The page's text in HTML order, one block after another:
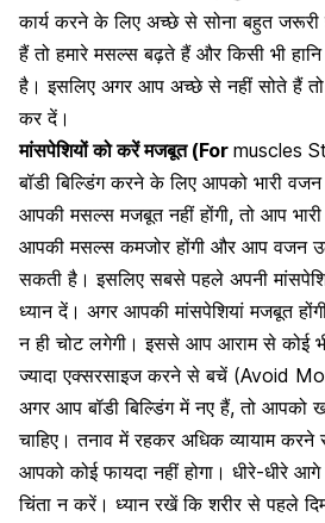
कार्य करने के लिए अच्छे से सोना बहुत
हैं तो हमारे मसल्स बढ़ते हैं और किसी भी हानि
है। इसलिए अगर आप अच्छे से नहीं सोते हैं
कर दें।
मांसपेशियों को करें मजबूत (For muscles
बॉडी बिल्डिंग करने के लिए आपको भारी
आपकीमसल्स मजबूत नहीं होंगी, तो आप
आपकी मसल्स कमजोर होंगी और आप वजन
सकती है। इसलिए सबसे पहले अपनी
ध्यान दें। अगर आपकी मांसपेशियां मजबूत
न ही चोट लगेगी। इससे आप आराम से कोई
ज्यादा एक्सरसाइज करने से बचें (Avoid
अगर आप बॉडी बिल्डिंग में नए हैं, तो आपको
चाहिए।तनाव में रहकर अधिक व्यायाम
आपको कोई फायदा नहीं होगा। धीरे-धीरे
चिंता न करें। ध्यान रखें कि शरीर से पहले